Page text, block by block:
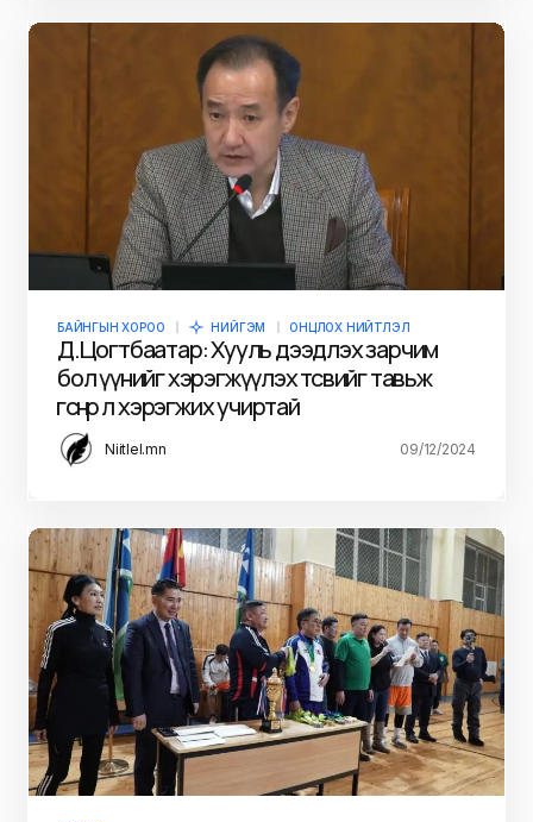
БАЙНГЫН ХОРОО НИЙГЭМ ОНЦЛОХ НИЙТЛЭЛ
Д.Цогтбаатар: Хууль дээдлэх зарчим
бол үүнийг хэрэгжүүлэх төсвийг тавьж
өгснөөр л хэрэгжих учиртай
Niitlel.mn 09/12/2024